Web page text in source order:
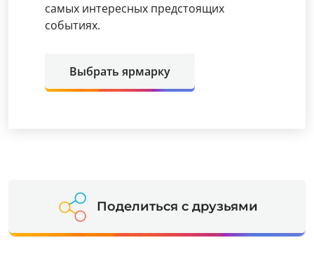
самых интересных предстоящих
событиях.
Выбрать ярмарку
Поделиться с друзьями